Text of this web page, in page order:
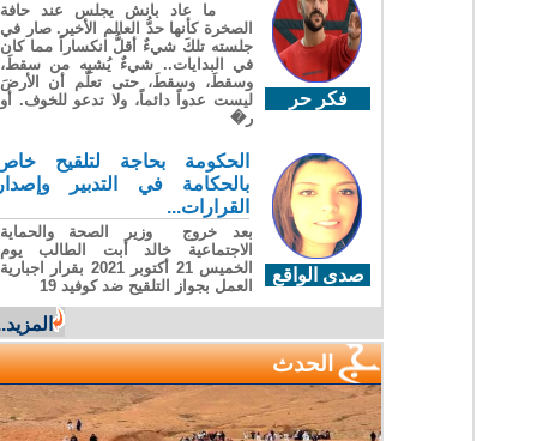
فكر حر
ما عاد بانش يجلس عند حافة
الصخرة كأنها حدُّ العالم الأخير. صار في
جلسته تلكَ شيءٌ أقلُّ انكساراً مما كان
في البدايات.. شيءٌ يُشبِه من سقطَ،
وسقطَ، وسقطَ، حتى تعلّم أن الأرضَ
ليست عدواً دائماً، ولا تدعو للخوف. أو
ر�
صدى الواقع
الحكومة بحاجة لتلقيح خاص
بالحكامة في التدبير وإصدار
القرارات...
بعد خروج وزير الصحة والحماية
الاجتماعية خالد أبت الطالب يوم
الخميس 21 أكتوبر 2021 بقرار اجبارية
العمل بجواز التلقيح ضد كوفيد 19
المزيد...
الحدث